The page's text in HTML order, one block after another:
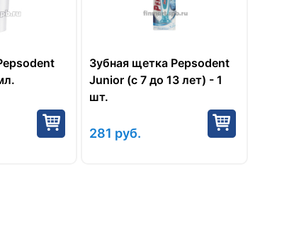
Зубная щетка Pepsodent
Junior (c 7 до 13 лет) - 1
шт.
281 руб.